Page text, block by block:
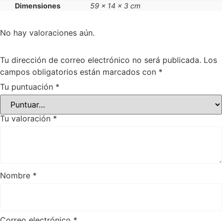
Dimensiones
59 × 14 × 3 cm
No hay valoraciones aún.
Tu dirección de correo electrónico no será publicada. Los
campos obligatorios están marcados con *
Tu puntuación *
Tu valoración *
Nombre *